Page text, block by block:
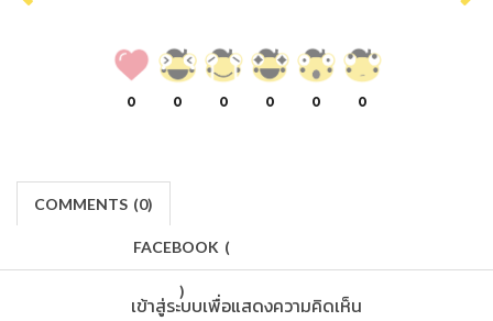
0 0 0 0 0 0
COMMENTS (0)
FACEBOOK (
)
เข้าสู่ระบบเพื่อแสดงความคิดเห็น